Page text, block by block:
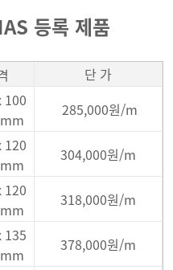
등록 제품
단 가
100
285,000원/m
120
304,000원/m
120
318,000원/m
135
378,000원/m